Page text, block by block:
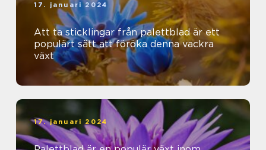
17. januari 2024
Att ta sticklingar från palettblad är ett
populärt sätt att föröka denna vackra
växt
17. januari 2024